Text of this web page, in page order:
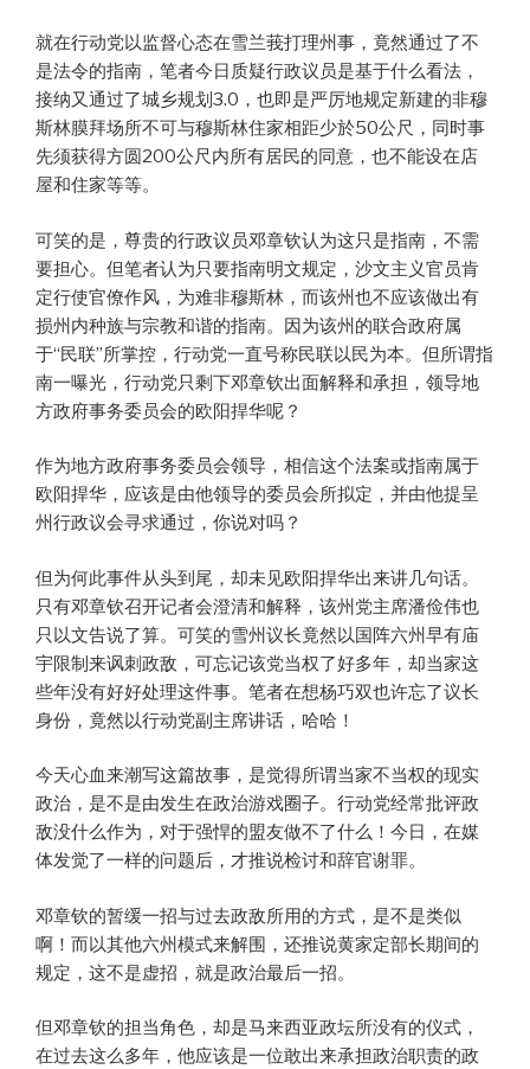
就在行动党以监督心态在雪兰莪打理州事，竟然通过了不
是法令的指南，笔者今日质疑行政议员是基于什么看法，
接纳又通过了城乡规划3.0，也即是严厉地规定新建的非穆
斯林膜拜场所不可与穆斯林住家相距少於50公尺，同时事
先须获得方圆200公尺内所有居民的同意，也不能设在店
屋和住家等等。
可笑的是，尊贵的行政议员邓章钦认为这只是指南，不需
要担心。但笔者认为只要指南明文规定，沙文主义官员肯
定行使官僚作风，为难非穆斯林，而该州也不应该做出有
损州内种族与宗教和谐的指南。因为该州的联合政府属
于“民联”所掌控，行动党一直号称民联以民为本。但所谓指
南一曝光，行动党只剩下邓章钦出面解释和承担，领导地
方政府事务委员会的欧阳捍华呢？
作为地方政府事务委员会领导，相信这个法案或指南属于
欧阳捍华，应该是由他领导的委员会所拟定，并由他提呈
州行政议会寻求通过，你说对吗？
但为何此事件从头到尾，却未见欧阳捍华出来讲几句话。
只有邓章钦召开记者会澄清和解释，该州党主席潘俭伟也
只以文告说了算。可笑的雪州议长竟然以国阵六州早有庙
宇限制来讽刺政敌，可忘记该党当权了好多年，却当家这
些年没有好好处理这件事。笔者在想杨巧双也许忘了议长
身份，竟然以行动党副主席讲话，哈哈！
今天心血来潮写这篇故事，是觉得所谓当家不当权的现实
政治，是不是由发生在政治游戏圈子。行动党经常批评政
敌没什么作为，对于强悍的盟友做不了什么！今日，在媒
体发觉了一样的问题后，才推说检讨和辞官谢罪。
邓章钦的暂缓一招与过去政敌所用的方式，是不是类似
啊！而以其他六州模式来解围，还推说黄家定部长期间的
规定，这不是虚招，就是政治最后一招。
但邓章钦的担当角色，却是马来西亚政坛所没有的仪式，
在过去这么多年，他应该是一位敢出来承担政治职责的政